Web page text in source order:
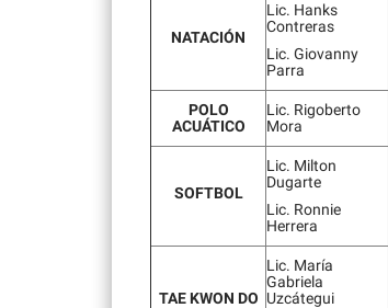
NATACIÓN
Lic. Hanks
Contreras
Lic. Giovanny
Parra
POLO
ACUÁTICO
Lic. Rigoberto
Mora
SOFTBOL
Lic. Milton
Dugarte
Lic. Ronnie
Herrera
TAE KWON DO
Lic. María
Gabriela
Uzcátegui